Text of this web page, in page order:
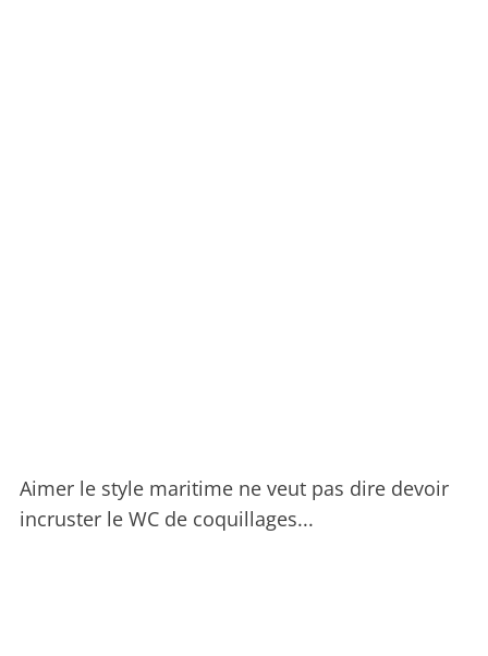
Aimer le style maritime ne veut pas dire devoir
incruster le WC de coquillages...